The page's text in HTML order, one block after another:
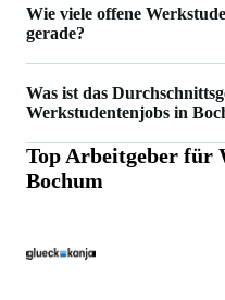
Wie viele offene
gerade?
Was ist das
Werkstudentenjobs in
Das Durchschnittsgehalt für
ist 20 €.
Top Arbeitgeber für
Bochum